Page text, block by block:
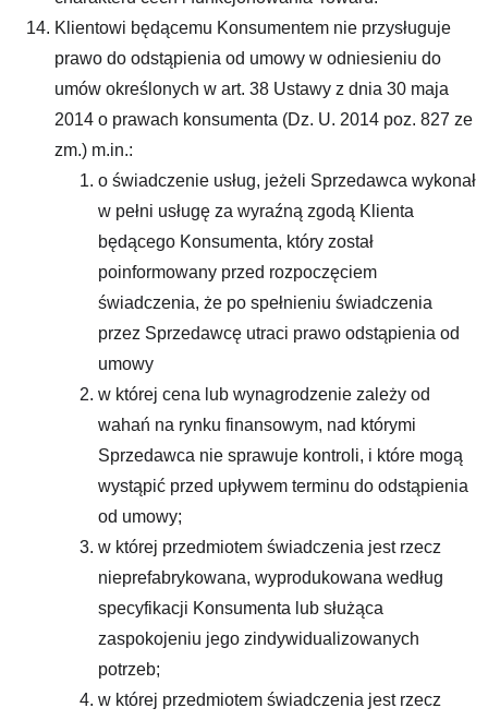
Klientowi będącemu Konsumentem nie przysługuje
prawo do odstąpienia od umowy w odniesieniu do
umów określonych w art. 38 Ustawy z dnia 30 maja
2014 o prawach konsumenta (Dz. U. 2014 poz. 827 ze
zm.) m.in.:
o świadczenie usług, jeżeli Sprzedawca wykonał
w pełni usługę za wyraźną zgodą Klienta
będącego Konsumenta, który został
poinformowany przed rozpoczęciem
świadczenia, że po spełnieniu świadczenia
przez Sprzedawcę utraci prawo odstąpienia od
umowy
w której cena lub wynagrodzenie zależy od
wahań na rynku finansowym, nad którymi
Sprzedawca nie sprawuje kontroli, i które mogą
wystąpić przed upływem terminu do odstąpienia
od umowy;
w której przedmiotem świadczenia jest rzecz
nieprefabrykowana, wyprodukowana według
specyfikacji Konsumenta lub służąca
zaspokojeniu jego zindywidualizowanych
potrzeb;
w której przedmiotem świadczenia jest rzecz